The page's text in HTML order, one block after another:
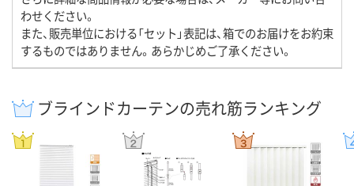
わせください。
また、販売単位における「セット」表記は、箱でのお届けをお約束
するものではありません。あらかじめご了承ください。
ブラインドカーテンの売れ筋ランキング